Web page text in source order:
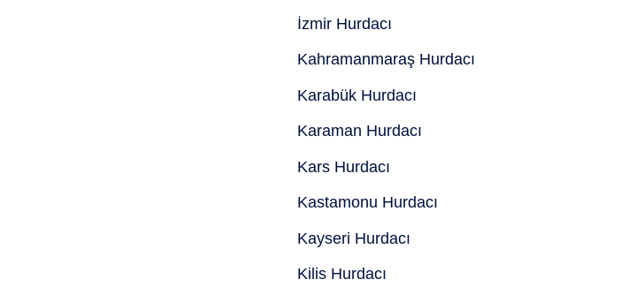
İzmir Hurdacı
Kahramanmaraş Hurdacı
Karabük Hurdacı
Karaman Hurdacı
Kars Hurdacı
Kastamonu Hurdacı
Kayseri Hurdacı
Kilis Hurdacı